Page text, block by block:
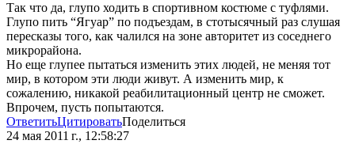
Так что да, глупо ходить в спортивном костюме с туфлями.
Глупо пить “Ягуар” по подъездам, в стотысячный раз слушая
пересказы того, как чалился на зоне авторитет из соседнего
микрорайона.
Но еще глупее пытаться изменить этих людей, не меняя тот
мир, в котором эти люди живут. А изменить мир, к
сожалению, никакой реабилитационный центр не сможет.
Впрочем, пусть попытаются.
ОтветитьЦитироватьПоделиться
24 мая 2011 г., 12:58:27